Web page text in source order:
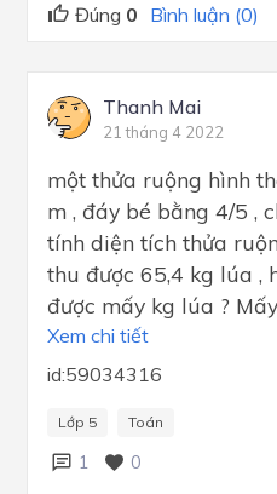
Đúng 0 Bình luận (0)
Thanh Mai
21 tháng 4 2022
một thửa ruộng hình
m , đáy bé bằng 4/5 ,
tính diện tích thửa
thu được 65,4 kg lúa ,
được mấy kg lúa ?
Xem chi tiết
id:59034316
Lớp 5 Toán
1 0